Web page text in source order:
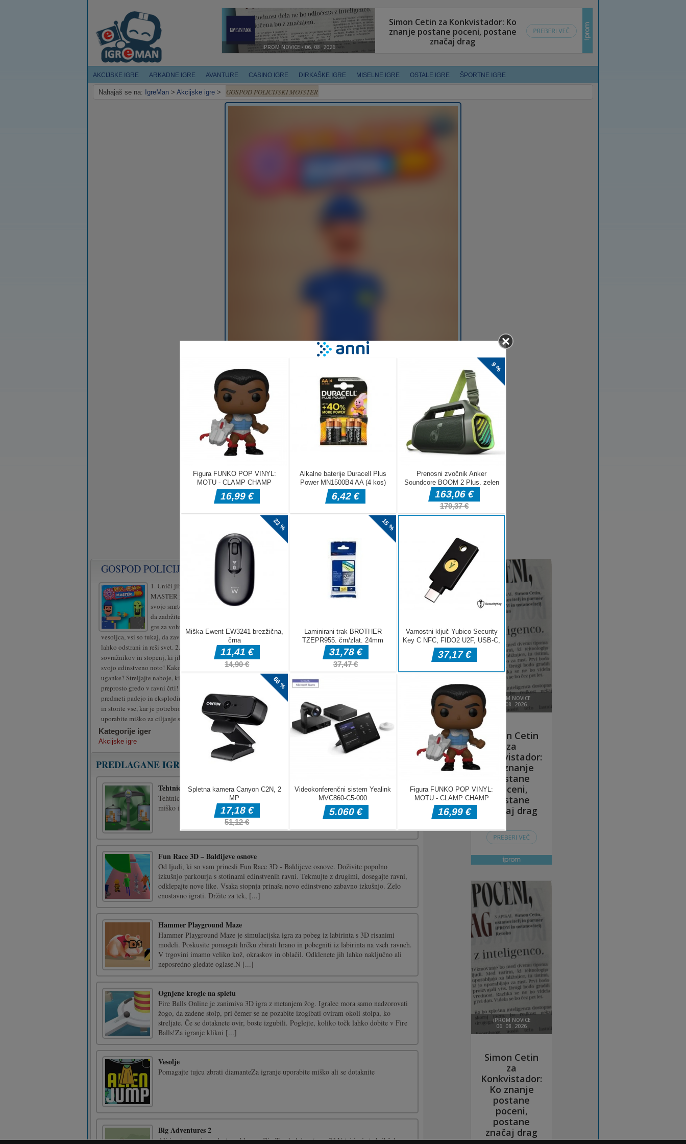
AKCIJSKE IGRE ARKADNE IGRE AVANTURE CASINO IGRE DIRKAŠKE IGRE MISELNE IGRE OSTALE IGRE ŠPORTNE IGRE
Nahajaš se na: IgreMan > Akcijske igre > GOSPOD POLICIJSKI MOJSTER
GOSPOD POLICIJSKI MOJSTER
1. Uniči jih vse in reši svet! MR.COP
MASTER je na tajni misiji. Uporabite
svojo smrtonosno točnost in natančnost,
da zadržite slabe fante! Ne glede na to, ali
gre za vohuna, agenta, zombija, drvarja,
vesoljca, vsi so tukaj, da zavzamejo svet in le MOJSTER jih
lahko odstrani in reši svet. 2. Odklenite epske misije Toliko
sovražnikov in stopenj, ki jih lahko premagate, vsaka s
svojo edinstveno noto! Kako pameten si? Lahko rešite vse
uganke? Streljajte naboje, ki se odbijejo, odbijejo ali
preprosto gredo v ravni črti! Uporabite svoje naboje, da
predmeti padejo in eksplodirajo. Ustvarite verižne reakcije
in storite vse, kar je potrebno, da dosežete svojo tarčo!
uporabite miško za ciljanje strelne točke in strel dotaknite se in povlecite za cilj sprostite dotaknite se strela
Kategorije iger
Akcijske igre
PREDLAGANE IGRE
Tehtnica
Tehtnica je logična sestavljanka, ki preizkuša vaše stransko razmišljanje!Povlecite z
miško in preslednico
Fun Race 3D – Baldijeve osnove
Od ljudi, ki so vam prinesli Fun Race 3D - Baldijeve osnove. Doživite popolno
izkušnjo parkourja s stotinami edinstvenih ravni. Tekmujte z drugimi, dosegajte ravni,
odklepajte nove like. Vsaka stopnja prinaša novo edinstveno zabavno izkušnjo. Zelo
enostavno igrati. Držite za tek, [...]
Hammer Playground Maze
Hammer Playground Maze je simulacijska igra za pobeg iz labirinta s 3D risanimi
modeli. Poskusite pomagati hrčku zbirati hrano in pobegniti iz labirinta na vseh ravneh.
V trgovini imamo veliko kož, okraskov in oblačil. Odklenete jih lahko naključno ali
neposredno gledate oglase.N [...]
Ognjene krogle na spletu
Fire Balls Online je zanimiva 3D igra z metanjem žog. Igralec mora samo nadzorovati
žogo, da zadene stolp, pri čemer se ne pozabite izogibati oviram okoli stolpa, ko
streljate. Če se dotaknete ovir, boste izgubili. Poglejte, koliko točk lahko dobite v Fire
Balls!Za igranje klikni [...]
Vesolje
Pomagajte tujcu zbrati diamanteZa igranje uporabite miško ali se dotaknite
Big Adventures 2
Ali imate znanje za dostavo blaga v Big Truck Adventures 2? V tej igri ste hribček z